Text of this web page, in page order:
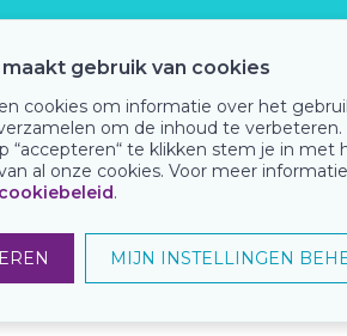
keurmerken
gebruik van cookies
cookies om informatie over het
om de inhoud te verbeteren.
“accepteren“ te klikken stem je in met
al onze cookies. Voor meer
cookiebeleid.
MIJN INSTELLINGEN